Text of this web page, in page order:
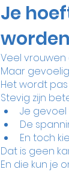
Je
Veel
Maar
Het wordt
Stevig zijn
Je
De
En toch
Dat is geen
En die kun je